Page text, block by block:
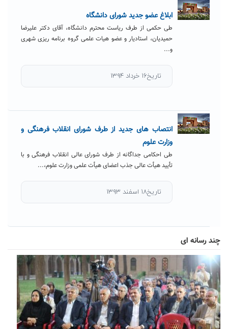
ابلاغ عضو جدید شورای دانشگاه
طی حکمی از طرف ریاست محترم دانشگاه، آقای دکتر علیرضا
حمیدیان، استادیار و عضو هیات علمی گروه برنامه ریزی شهری
و...
تاریخ۱۶ خرداد ۱۳۹۴
انتصاب های جدید از طرف شورای انقلاب فرهنگی و
وزارت علوم
طی احکامی جداگانه از طرف شورای عالی انقلاب فرهنگی و با
تأیید هیأت عالی جذب اعضای هیأت علمی وزارت علوم،...
تاریخ۱۸ اسفند ۱۳۹۳
چند رسانه ای